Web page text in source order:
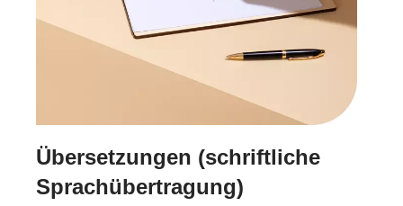
Übersetzungen (schriftliche
Sprachübertragung)